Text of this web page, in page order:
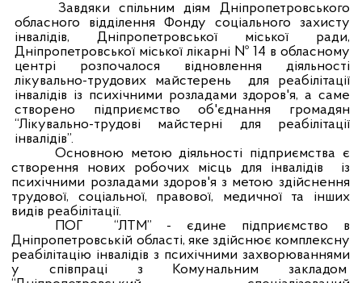
Завдяки спільним діям Дніпропетровського
обласного відділення Фонду соціального захисту
інвалідів, Дніпропетровської міської ради,
Дніпропетровської міської лікарні № 14 в обласному
центрі розпочалося відновлення діяльності
лікувально-трудових майстерень
для реабілітації
інвалідів із психічними розладами здоров'я, а саме
створено підприємство об'єднання громадян
“Лікувально-трудові майстерні для реабілітації
інвалідів”.
Основною метою діяльності підприємства є
створення нових робочих місць для інвалідів
із
психічними розладами здоров'я з метою здійснення
трудової, соціальної, правової, медичної та інших
видів реабілітації.
ПОГ
“ЛТМ” - єдине підприємство в
Дніпропетровській області, яке здійснює комплексну
реабілітацію інвалідів з психічними захворюваннями
у співпраці з Комунальним закладом